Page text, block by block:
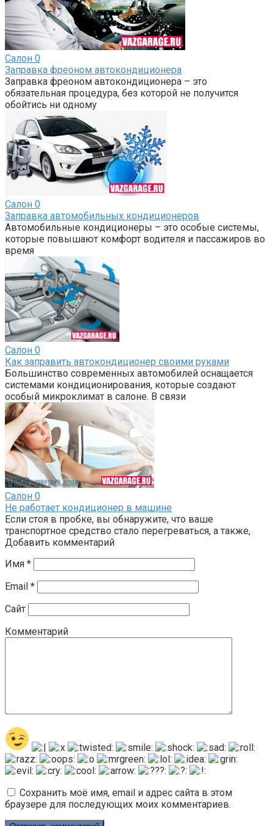
Салон 0
Заправка фреоном автокондиционера
Заправка фреоном автокондиционера – это
обязательная процедура, без которой не получится
обойтись ни одному
Салон 0
Заправка автомобильных кондиционеров
Автомобильные кондиционеры – это особые системы,
которые повышают комфорт водителя и пассажиров во
время
Салон 0
Как заправить автокондиционер своими руками
Большинство современных автомобилей оснащается
системами кондиционирования, которые создают
особый микроклимат в салоне. В связи
Салон 0
Не работает кондиционер в машине
Если стоя в пробке, вы обнаружите, что ваше
транспортное средство стало перегреваться, а также,
Добавить комментарий
Имя *
Email *
Сайт
Комментарий
Сохранить моё имя, email и адрес сайта в этом
браузере для последующих моих комментариев.